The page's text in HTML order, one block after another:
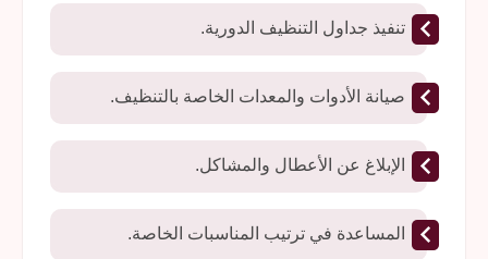
تنفيذ جداول التنظيف الدورية.
صيانة الأدوات والمعدات الخاصة بالتنظيف.
الإبلاغ عن الأعطال والمشاكل.
المساعدة في ترتيب المناسبات الخاصة.